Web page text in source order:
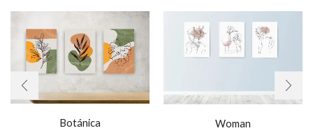
Botánica Woman